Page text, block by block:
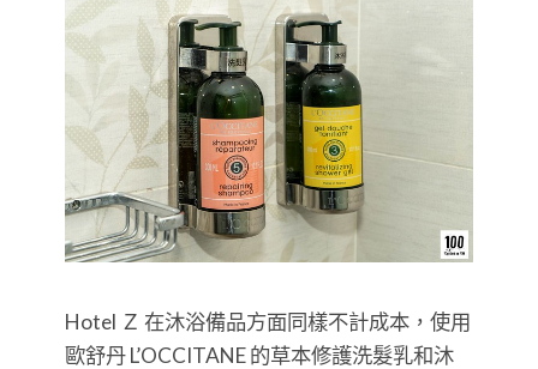
Hotel Ｚ 在沐浴備品方面同樣不計成本，使用
歐舒丹 L’OCCITANE 的草本修護洗髮乳和沐